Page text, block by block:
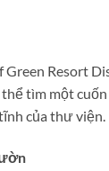
Resort
tìm một
của thư viện.